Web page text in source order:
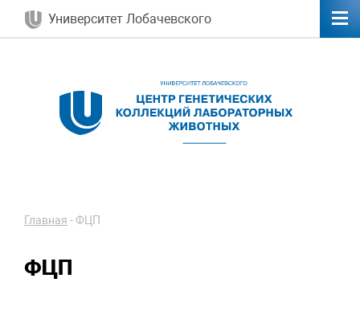
Университет Лобачевского
Главная -ФЦП
ФЦП